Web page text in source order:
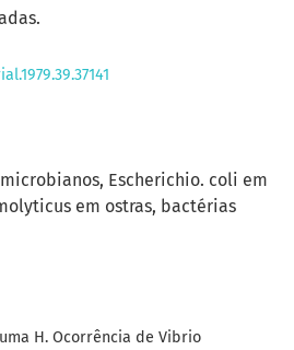
Escherichio. coli em
em ostras bactérias
H. Ocorrência de Vibrio